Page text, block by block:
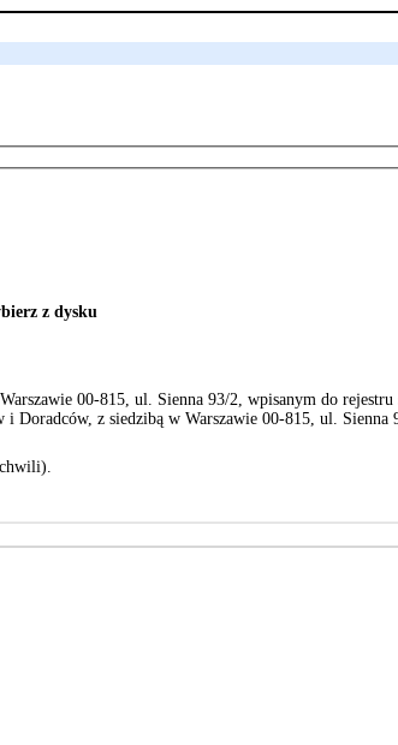
z dysku
00-815, ul. Sienna 93/2, wpisanym do
z siedzibą w Warszawie 00-815, ul. Sienna